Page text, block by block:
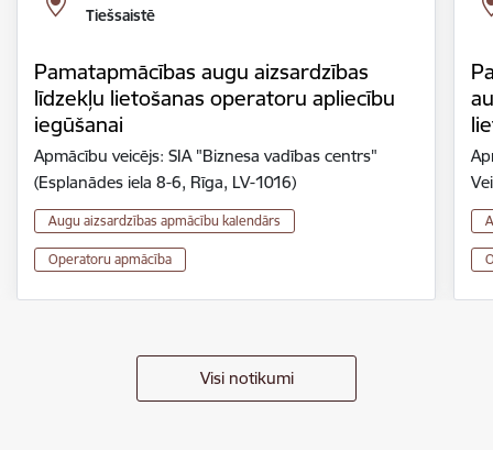
Tiešsaistē
Pamatapmācības augu aizsardzības
līdzekļu lietošanas operatoru apliecību
iegūšanai
Apmācību veicējs: SIA "Biznesa vadības centrs"
(Esplanādes iela 8-6, Rīga, LV-1016)
Augu aizsardzības apmācību kalendārs
Operatoru apmācība
Visi notikumi